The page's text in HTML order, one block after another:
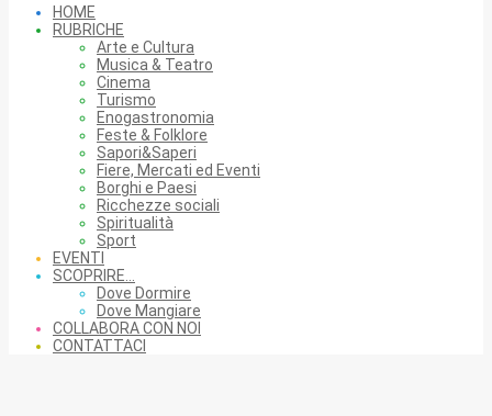
HOME
RUBRICHE
Arte e Cultura
Musica & Teatro
Cinema
Turismo
Enogastronomia
Feste & Folklore
Sapori&Saperi
Fiere, Mercati ed Eventi
Borghi e Paesi
Ricchezze sociali
Spiritualità
Sport
EVENTI
SCOPRIRE…
Dove Dormire
Dove Mangiare
COLLABORA CON NOI
CONTATTACI